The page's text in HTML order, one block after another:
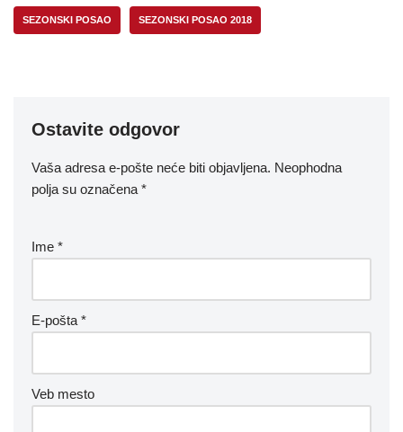
SEZONSKI POSAO SEZONSKI POSAO 2018
Ostavite odgovor
Vaša adresa e-pošte neće biti objavljena. Neophodna
polja su označena *
Ime *
E-pošta *
Veb mesto